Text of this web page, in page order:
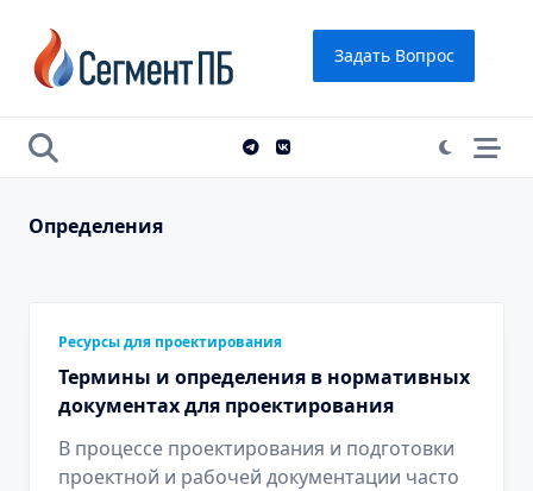
content
Задать Вопрос
Определения
Ресурсы для проектирования
Термины и определения в нормативных
документах для проектирования
В процессе проектирования и подготовки
проектной и рабочей документации часто